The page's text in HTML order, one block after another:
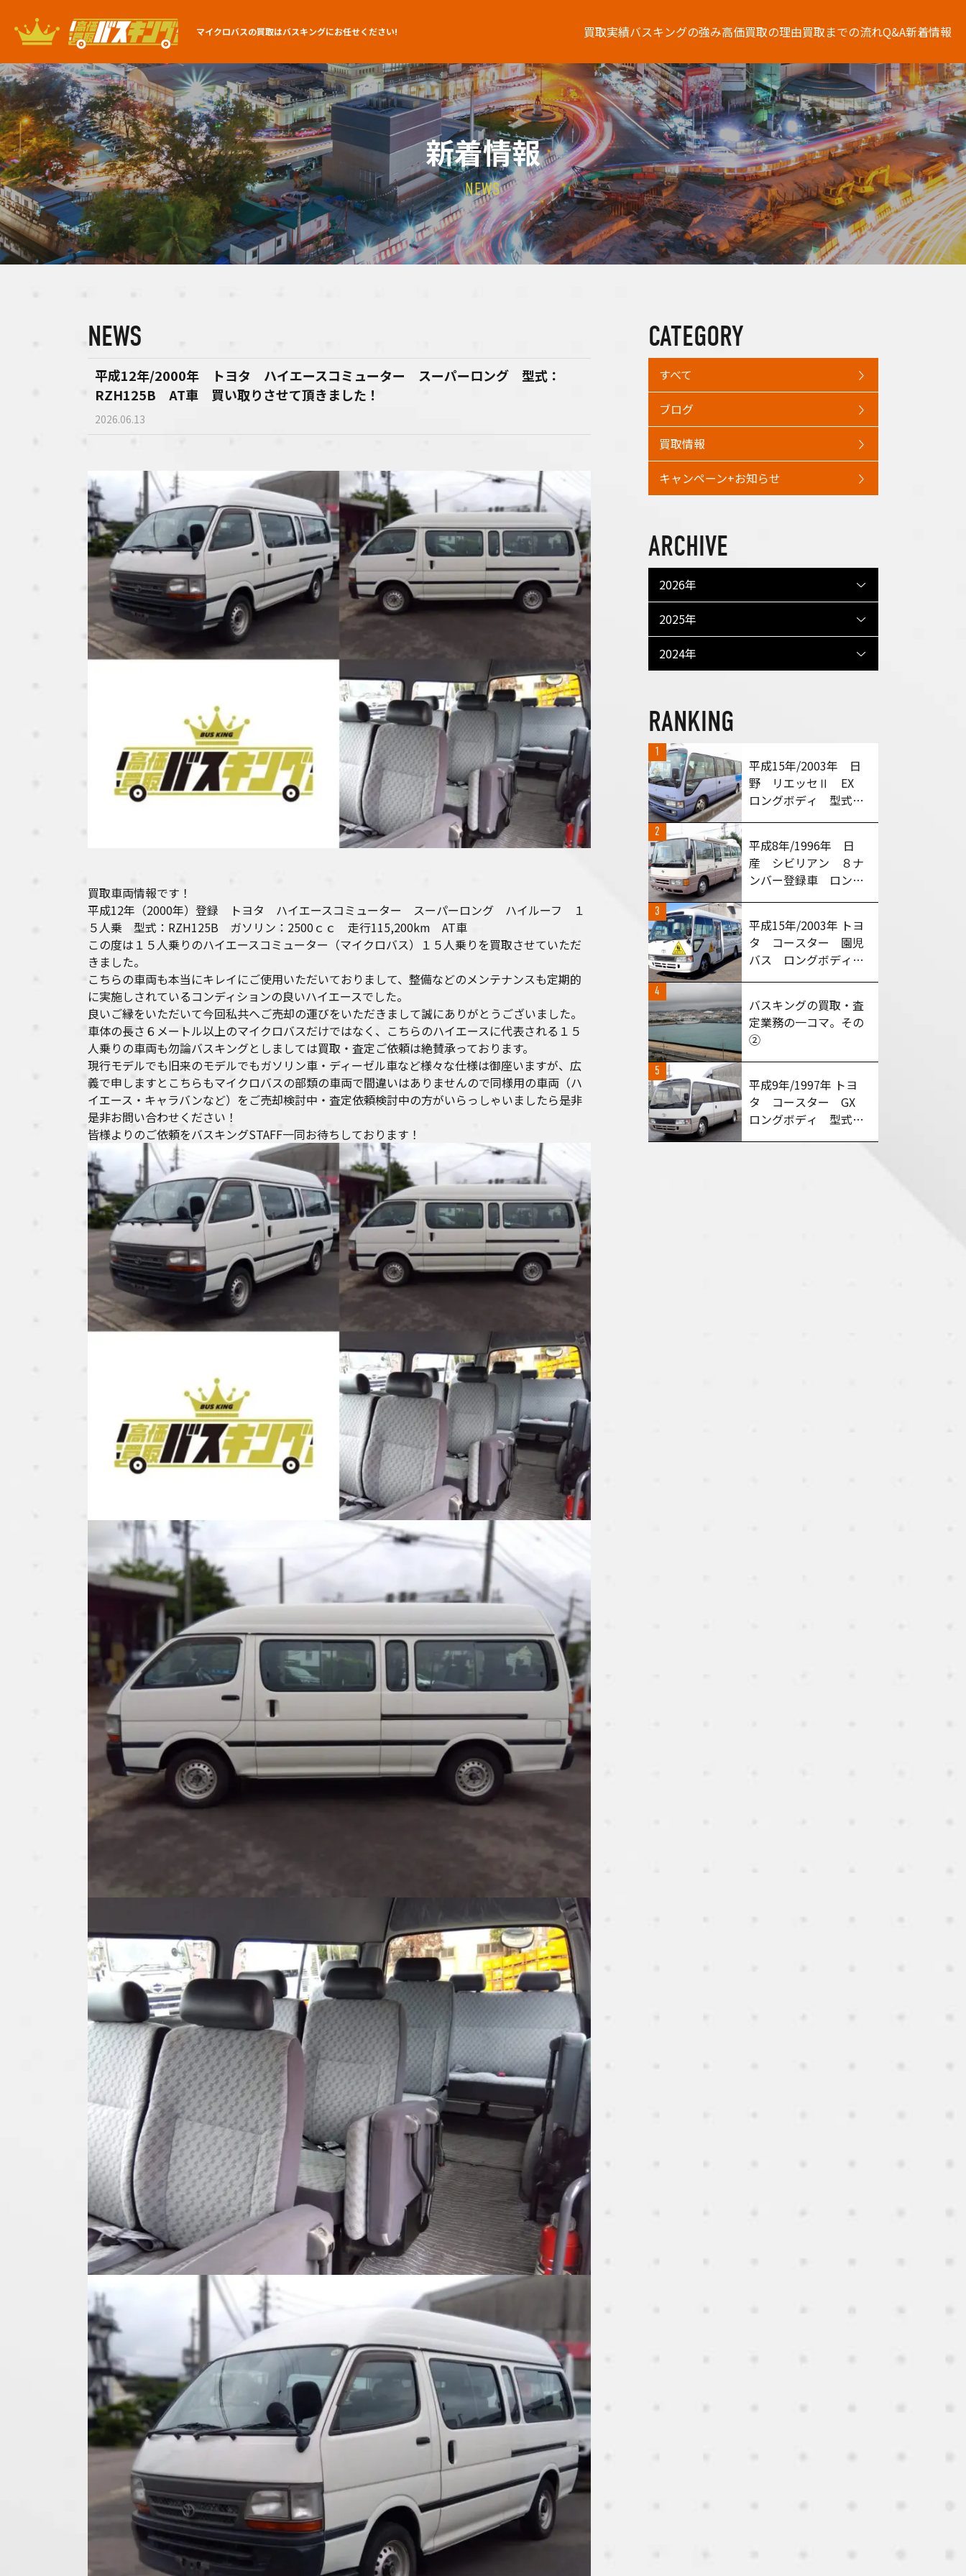
マイクロバスの買取はバスキングにお任せください! 買取実績バスキングの強み高価買取の理由買取までの流れQ&A新着情報
新着情報
NEWS
NEWS
平成12年/2000年 トヨタ ハイエースコミューター スーパーロング 型式：
RZH125B AT車 買い取りさせて頂きました！
2026.06.13
買取車両情報です！
平成12年（2000年）登録 トヨタ ハイエースコミューター スーパーロング ハイルーフ １
５人乗 型式：RZH125B ガソリン：2500ｃｃ
走行115,200km AT車
この度は１５人乗りのハイエースコミューター（マイクロバス）１５人乗りを買取させていただ
きました。
こちらの車両も本当にキレイにご使用いただいておりまして、整備などのメンテナンスも定期的
に実施しされているコンディションの良いハイエースでした。
良いご縁をいただいて今回私共へご売却の運びをいただきまして誠にありがとうございました。
車体の長さ６メートル以上のマイクロバスだけではなく、こちらのハイエースに代表される１５
人乗りの車両も勿論バスキングとしましては買取・査定ご依頼は絶賛承っております。
現行モデルでも旧来のモデルでもガソリン車・ディーゼル車など様々な仕様は御座いますが、広
義で申しますとこちらもマイクロバスの部類の車両で間違いはありませんので同様用の車両（ハ
イエース・キャラバンなど）をご売却検討中・査定依頼検討中の方がいらっしゃいましたら是非
是非お問い合わせください！
皆様よりのご依頼をバスキングSTAFF一同お待ちしております！
CATEGORY
すべて
ブログ
買取情報
キャンペーン+お知らせ
ARCHIVE
2026年
2025年
2024年
RANKING
1
平成15年/2003年 日
野 リエッセⅡ EX
ロングボディ 型式：
した！
2
平成8年/1996年 日
産 シビリアン ８ナ
ンバー登録車 ロング
買い取りさせて頂きま
した！
3
平成15年/2003年 トヨ
タ コースター 園児
バス ロングボディ
した！
4
バスキングの買取・査
定業務の一コマ。その
②
5
平成9年/1997年 トヨ
タ コースター GX
ロングボディ 型式：